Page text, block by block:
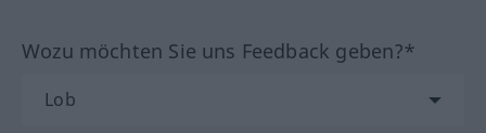
Wozu möchten Sie uns Feedback geben?*